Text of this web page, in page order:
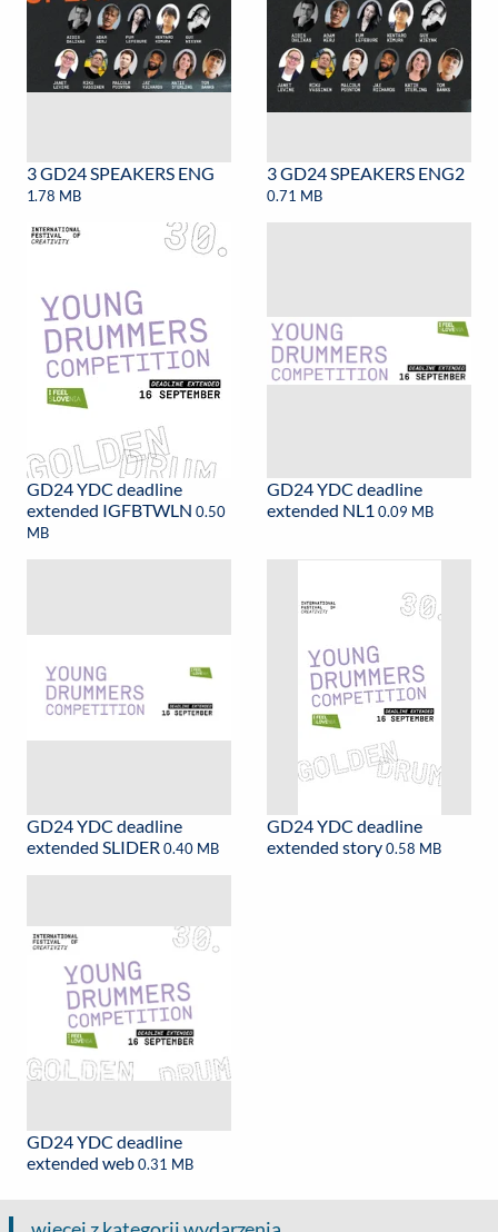
3 GD24 SPEAKERS ENG
1.78 MB
3 GD24 SPEAKERS ENG2
0.71 MB
GD24 YDC deadline
extended IGFBTWLN 0.50
MB
GD24 YDC deadline
extended NL1 0.09 MB
GD24 YDC deadline
extended SLIDER 0.40 MB
GD24 YDC deadline
extended story0.58 MB
GD24 YDC deadline
extended web0.31 MB